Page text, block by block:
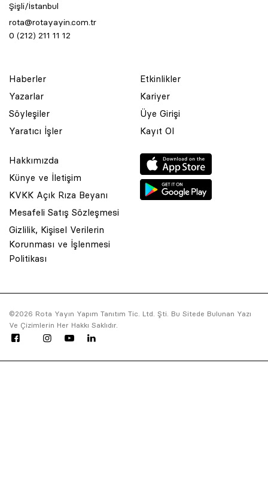
Şişli/İstanbul
rota@rotayayin.com.tr
0 (212) 211 11 12
Haberler
Yazarlar
Söyleşiler
Yaratıcı İşler
Etkinlikler
Kariyer
Üye Girişi
Kayıt Ol
Hakkımızda
Künye ve İletişim
KVKK Açık Rıza Beyanı
Mesafeli Satış Sözleşmesi
Gizlilik, Kişisel Verilerin
Korunması ve İşlenmesi
Politikası
©2026 Rota Yayın Yapım Tanıtım Tic. Ltd. Şti. Bu Sitede Bulunan Yazı
Ve Çizimlerin Her Hakkı Saklıdır.
© 2001 Rota Yayın Yapım Tanıtım Tic. Ltd. Şti. Bu Sitede Bulunan Yazı
Ve Çizimlerin Her Hakkı Saklıdır.